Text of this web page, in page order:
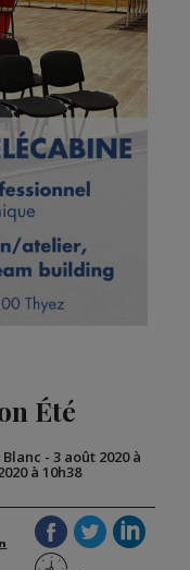
Été
- 3 août 2020 à
à 10h38